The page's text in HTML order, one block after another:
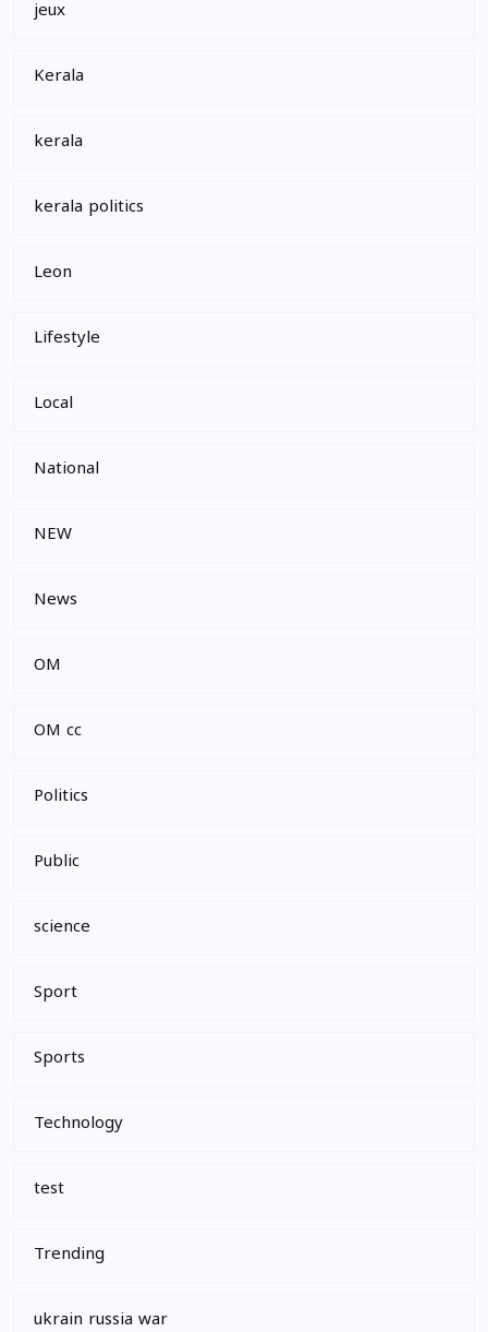
jeux
Kerala
kerala
kerala politics
Leon
Lifestyle
Local
National
NEW
News
OM
OM cc
Politics
Public
science
Sport
Sports
Technology
test
Trending
ukrain russia war